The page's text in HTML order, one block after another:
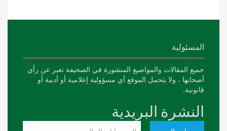
المسئولية
جميع المقالات والمواضيع المنشورة في الصحيفة تعبر عن رأي
أصحابها ، ولا يتحمل الموقع أي مسؤولية إعلامية أو أدبية أو
قانونية.
النشرة البريدية